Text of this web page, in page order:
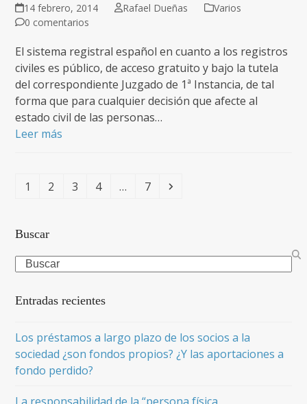
14 febrero, 2014 Rafael Dueñas
Varios
0 comentarios
El sistema registral español en cuanto a los registros
civiles es público, de acceso gratuito y bajo la tutela
del correspondiente Juzgado de 1ª Instancia, de tal
forma que para cualquier decisión que afecte al
estado civil de las personas…
Leer más
Page
1 Page
2 Page
3 Page
4 … Page
7 Siguiente
Buscar
Search
Entradas recientes
Los préstamos a largo plazo de los socios a la
sociedad ¿son fondos propios? ¿Y las aportaciones a
fondo perdido?